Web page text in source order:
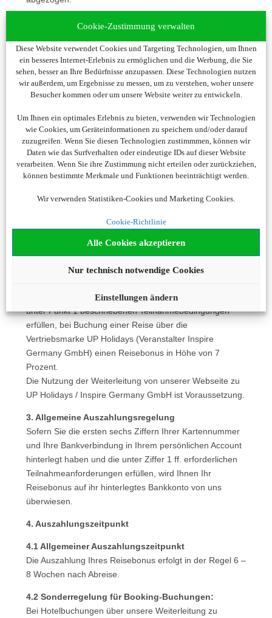
Cookie-Zustimmung verwalten
Diese Website verwendet Cookies und Targeting Technologien, um Ihnen
ein besseres Internet-Erlebnis zu ermöglichen und die Werbung, die Sie
sehen, besser an Ihre Bedürfnisse anzupassen. Diese Technologien nutzen
wir außerdem, um Ergebnisse zu messen, um zu verstehen, woher unsere
Besucher kommen oder um unsere Website weiter zu entwickeln.
Um Ihnen ein optimales Erlebnis zu bieten, verwenden wir Technologien
wie Cookies, um Geräteinformationen zu speichern und/oder darauf
zuzugreifen. Wenn Sie diesen Technologien zustimmmen, können wir
Daten wie das Surfverhalten oder eindeutige IDs auf dieser Website
verarbeiten. Wenn Sie ihre Zustimmung nicht erteilen oder zurückziehen,
können bestimmte Merkmale und Funktionen beeinträchtigt werden.
Wir verwenden Statistiken-Cookies und Marketing Cookies.
Cookie-Richtlinie
Alle Cookies akzeptieren
Nur technisch notwendige Cookies
Einstellungen ändern
2.5 Sonderregelung für Booking-Buchungen
Hotelbuchung(en) über unsere Weiterleitung zu
Booking.com getätigt haben, richten Sie sich bitte wie
unter Punkt 1.2 beschrieben zu einem späteren
Zeitpunkt einen Kundenaccount ein. Haben Sie bereits
Booking.com lediglich nicht in diesen eingeloggt, dann
loggen Sie sich nun ein. In Ihrem Account finden Sie
unter „Meine Reisen“ einen Button, mit dem Sie sich
Booking-Buchungen unter Angabe Ihrer
Buchungsnummer und des Reisedatums selbst
Stunden nach Ihrer Buchung zur Verfügung.
Mietwagen- und Flugreisen, die über booking.com
gebucht werden, sind nicht bonusfähig.
2.6 Sonderregelung für Buchungen über UP
Abweichend von Punkt 2.1 erhalten Kunden, die alle
unter Punkt 1 beschriebenen Teilnahmebedingungen
erfüllen, bei Buchung einer Reise über die
Vertriebsmarke UP Holidays (Veranstalter Inspire
Germany GmbH) einen Reisebonus in Höhe von 7
Prozent.
Die Nutzung der Weiterleitung von unserer Webseite zu
UP Holidays / Inspire Germany GmbH ist Voraussetzung.
3. Allgemeine Auszahlungsregelung
Sofern Sie die ersten sechs Ziffern Ihrer Kartennummer
und Ihre Bankverbindung in Ihrem persönlichen Account
hinterlegt haben und die unter Ziffer 1 ff. erforderlichen
Teilnahmeanforderungen erfüllen, wird Ihnen Ihr
Reisebonus auf ihr hinterlegtes Bankkonto von uns
überwiesen.
4. Auszahlungszeitpunkt
4.1 Allgemeiner Auszahlungszeitpunkt
Die Auszahlung Ihres Reisebonus erfolgt in der Regel 6 –
8 Wochen nach Abreise.
4.2 Sonderregelung für Booking-Buchungen:
Bei Hotelbuchungen über unsere Weiterleitung zu